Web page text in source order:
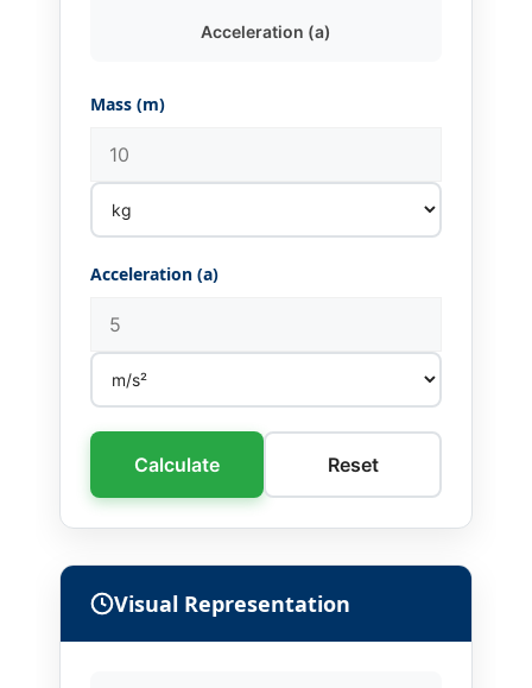
Acceleration (a)
Mass (m)
Acceleration (a)
Calculate Reset
Visual Representation